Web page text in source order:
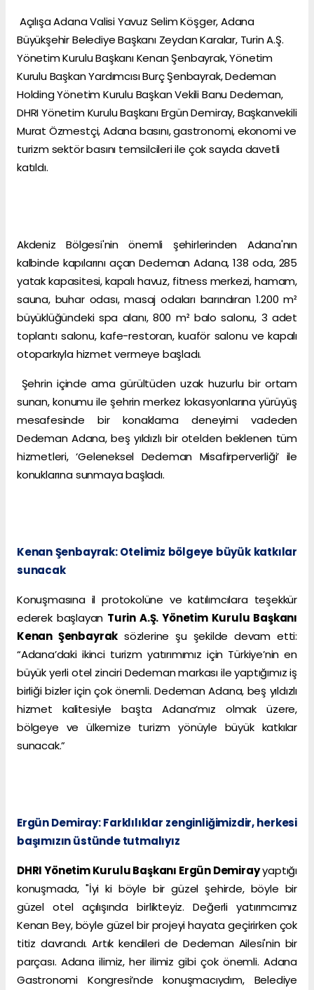
Açılışa Adana Valisi Yavuz Selim Köşger, Adana
Büyükşehir Belediye Başkanı Zeydan Karalar, Turin A.Ş.
Yönetim Kurulu Başkanı Kenan Şenbayrak, Yönetim
Kurulu Başkan Yardımcısı Burç Şenbayrak, Dedeman
Holding Yönetim Kurulu Başkan Vekili Banu Dedeman,
DHRI Yönetim Kurulu Başkanı Ergün Demiray, Başkanvekili
Murat Özmestçi, Adana basını, gastronomi, ekonomi ve
turizm sektör basını temsilcileri ile çok sayıda davetli
katıldı.
Akdeniz Bölgesi'nin önemli şehirlerinden Adana'nın
kalbinde kapılarını açan Dedeman Adana, 138 oda, 285
yatak kapasitesi, kapalı havuz, fitness merkezi, hamam,
sauna, buhar odası, masaj odaları barındıran 1.200 m²
büyüklüğündeki spa alanı, 800 m² balo salonu, 3 adet
toplantı salonu, kafe-restoran, kuaför salonu ve kapalı
otoparkıyla hizmet vermeye başladı.
Şehrin içinde ama gürültüden uzak huzurlu bir ortam
sunan, konumu ile şehrin merkez lokasyonlarına yürüyüş
mesafesinde bir konaklama deneyimi vadeden
Dedeman Adana, beş yıldızlı bir otelden beklenen tüm
hizmetleri, ‘Geleneksel Dedeman Misafirperverliği’ ile
konuklarına sunmaya başladı.
Kenan Şenbayrak: Otelimiz bölgeye büyük katkılar
sunacak
Konuşmasına il protokolüne ve katılımcılara teşekkür
ederek başlayan Turin A.Ş. Yönetim Kurulu Başkanı
Kenan Şenbayrak sözlerine şu şekilde devam etti:
“Adana’daki ikinci turizm yatırımımız için Türkiye’nin en
büyük yerli otel zinciri Dedeman markası ile yaptığımız iş
birliği bizler için çok önemli. Dedeman Adana, beş yıldızlı
hizmet kalitesiyle başta Adana’mız olmak üzere,
bölgeye ve ülkemize turizm yönüyle büyük katkılar
sunacak.”
Ergün Demiray: Farklılıklar zenginliğimizdir, herkesi
başımızın üstünde tutmalıyız
DHRI Yönetim Kurulu Başkanı Ergün Demirayyaptığı
konuşmada, "İyi ki böyle bir güzel şehirde, böyle bir
güzel otel açılışında birlikteyiz. Değerli yatırımcımız
Kenan Bey, böyle güzel bir projeyi hayata geçirirken çok
titiz davrandı. Artık kendileri de Dedeman Ailesi'nin bir
parçası. Adana ilimiz, her ilimiz gibi çok önemli. Adana
Gastronomi Kongresi’nde konuşmacıydım, Belediye